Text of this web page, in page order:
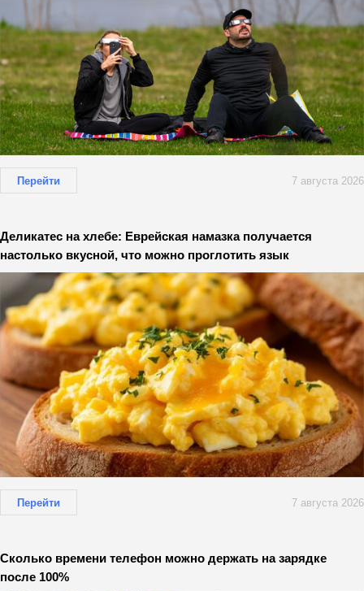
Перейти 7 августа 2026
Деликатес на хлебе: Еврейская намазка получается
настолько вкусной, что можно проглотить язык
Перейти 7 августа 2026
Сколько времени телефон можно держать на зарядке
после 100%